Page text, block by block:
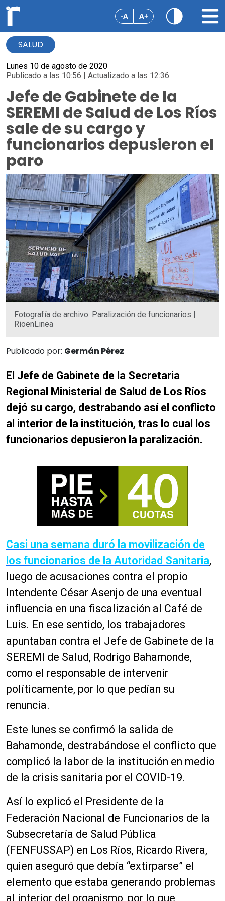
-A A+
SALUD
Lunes 10 de agosto de 2020
Publicado a las 10:56 | Actualizado a las 12:36
Jefe de Gabinete de la
SEREMI de Salud de Los Ríos
sale de su cargo y
funcionarios depusieron el
paro
Fotografía de archivo: Paralización de funcionarios |
RioenLinea
Publicado por: Germán Pérez
El Jefe de Gabinete de la Secretaria
Regional Ministerial de Salud de Los Ríos
dejó su cargo, destrabando así el conflicto
al interior de la institución, tras lo cual los
funcionarios depusieron la paralización.
Casi una semana duró la movilización de
los funcionarios de la Autoridad Sanitaria,
luego de acusaciones contra el propio
Intendente César Asenjo de una eventual
influencia en una fiscalización al Café de
Luis. En ese sentido, los trabajadores
apuntaban contra el Jefe de Gabinete de la
SEREMI de Salud, Rodrigo Bahamonde,
como el responsable de intervenir
políticamente, por lo que pedían su
renuncia.
Este lunes se confirmó la salida de
Bahamonde, destrabándose el conflicto que
complicó la labor de la institución en medio
de la crisis sanitaria por el COVID-19.
Así lo explicó el Presidente de la
Federación Nacional de Funcionarios de la
Subsecretaría de Salud Pública
(FENFUSSAP) en Los Ríos, Ricardo Rivera,
quien aseguró que debía “extirparse” el
elemento que estaba generando problemas
al interior del organismo, por lo que